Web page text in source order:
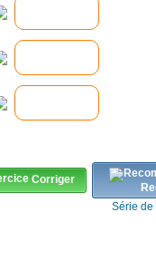
Corriger
Série de